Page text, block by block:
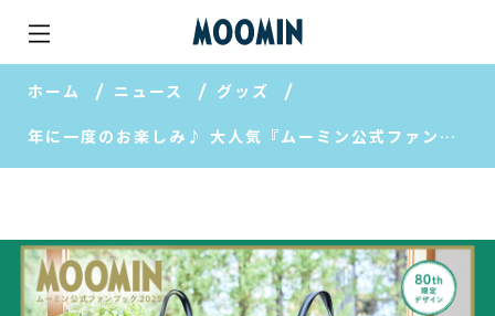
ホーム ニュース グッズ
年に一度のお楽しみ♪ 大人気『ムーミン公式ファンブック』に2025年版が登場！